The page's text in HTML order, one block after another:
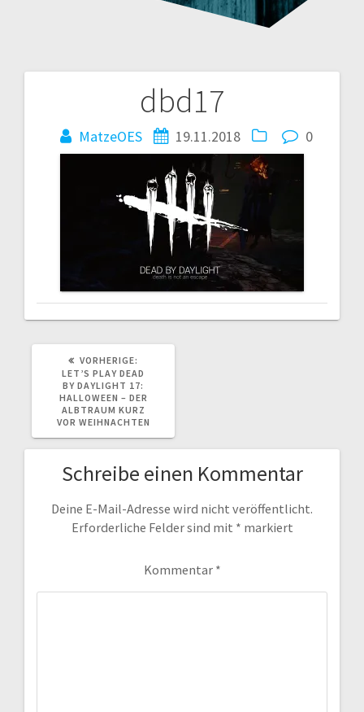
dbd17
MatzeOES 19.11.2018 0
Beitragsnavigation
VORHERIGE:
BEITRAG:
LET’S PLAY DEAD
BY DAYLIGHT 17:
HALLOWEEN – DER
ALBTRAUM KURZ
VOR WEIHNACHTEN
Schreibe einen Kommentar
Deine E-Mail-Adresse wird nicht veröffentlicht.
Erforderliche Felder sind mit * markiert
Kommentar *